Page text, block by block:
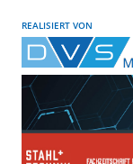
REALISIERT VON